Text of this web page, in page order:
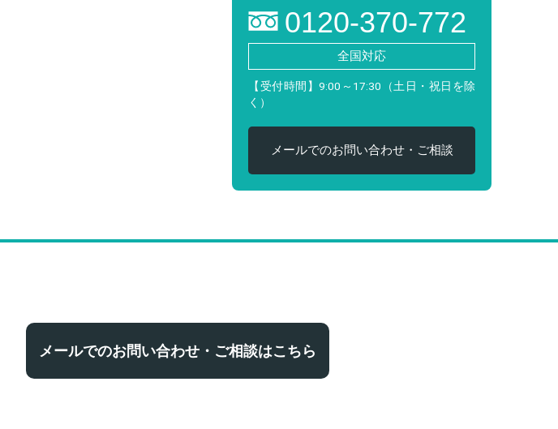
0120-370-772
全国対応
【受付時間】9:00～17:30（土日・祝日を除
く）
メールでのお問い合わせ・ご相談
メールでのお問い合わせ・ご相談はこちら